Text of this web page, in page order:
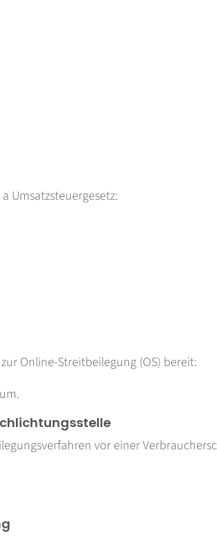
Umsatzsteuergesetz:
Online-Streitbeilegung (OS) bereit:
vor einer